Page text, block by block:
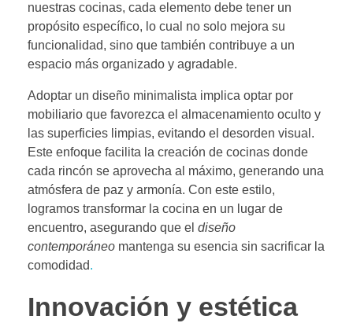
nuestras cocinas, cada elemento debe tener un
propósito específico, lo cual no solo mejora su
funcionalidad, sino que también contribuye a un
espacio más organizado y agradable.
Adoptar un diseño minimalista implica optar por
mobiliario que favorezca el almacenamiento oculto y
las superficies limpias, evitando el desorden visual.
Este enfoque facilita la creación de cocinas donde
cada rincón se aprovecha al máximo, generando una
atmósfera de paz y armonía. Con este estilo,
logramos transformar la cocina en un lugar de
encuentro, asegurando que el diseño
contemporáneo mantenga su esencia sin sacrificar la
comodidad.
Innovación y estética